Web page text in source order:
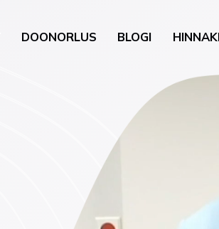
Üldkirurgia
Uroloogiline kirurgia
Nahk ja pisikirurgia
Kõrva-nina-kurguhaiguste
kirurgia
DOONORLUS BLOGI